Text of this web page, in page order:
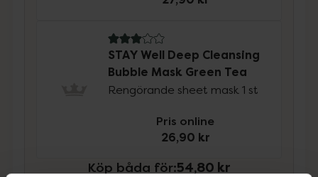
3 av 5 i omdöme
STAY Well Deep Cleansing
Bubble Mask Green Tea
Rengörande sheet mask 1 st
Pris online
26,90 kr
Köp båda för:54,80 kr